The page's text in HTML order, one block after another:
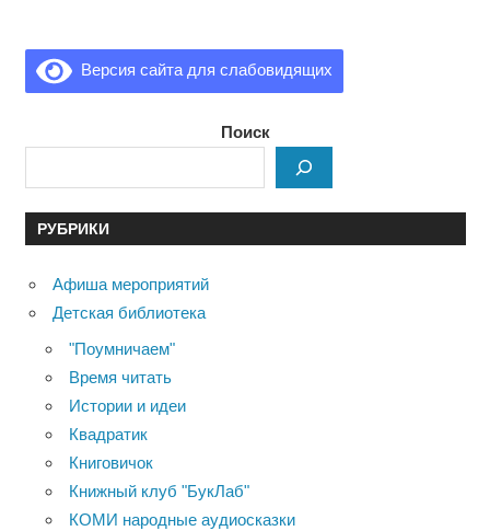
Версия сайта для слабовидящих
Поиск
РУБРИКИ
Афиша мероприятий
Детская библиотека
"Поумничаем"
Время читать
Истории и идеи
Квадратик
Книговичок
Книжный клуб "БукЛаб"
КОМИ народные аудиосказки